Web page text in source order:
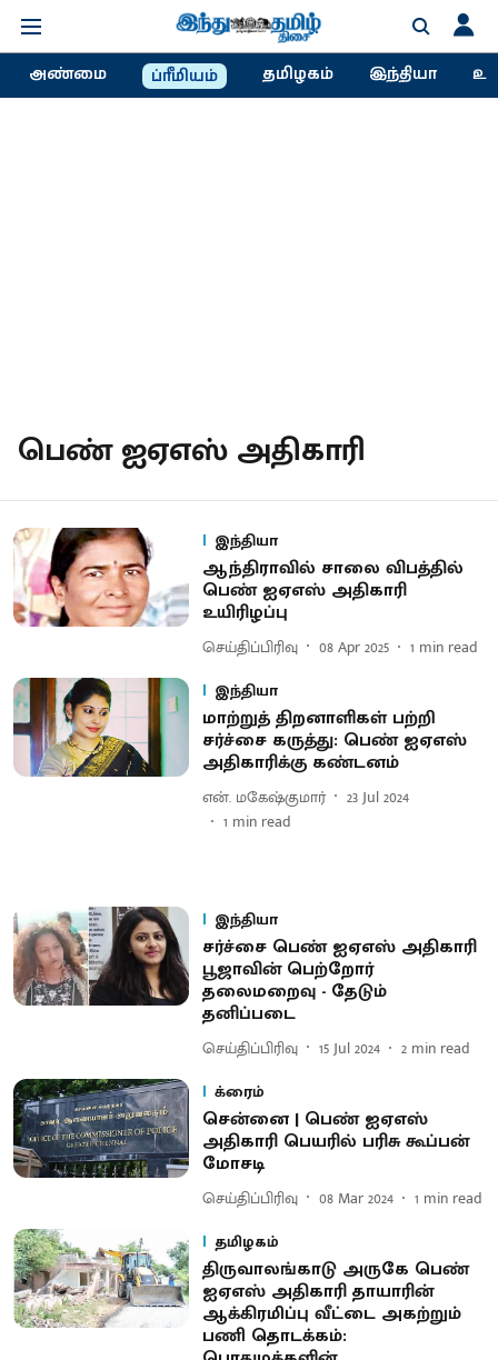
அண்மை ப்ரீமியம் தமிழகம் இந்தியா
பெண் ஐஏஎஸ் அதிகாரி
இந்தியா
ஆந்திராவில் சாலை விபத்தில்
பெண் ஐஏஎஸ் அதிகாரி
உயிரிழப்பு
செய்திப்பிரிவு 08 Apr 2025 1 min read
இந்தியா
மாற்றுத் திறனாளிகள் பற்றி
சர்ச்சை கருத்து: பெண் ஐஏஎஸ்
அதிகாரிக்கு கண்டனம்
என். மகேஷ்குமார்
23 Jul 2024
1 min read
இந்தியா
சர்ச்சை பெண் ஐஏஎஸ் அதிகாரி
பூஜாவின் பெற்றோர்
தலைமறைவு - தேடும்
தனிப்படை
செய்திப்பிரிவு 15 Jul 2024 2 min read
க்ரைம்
சென்னை | பெண் ஐஏஎஸ்
அதிகாரி பெயரில் பரிசு கூப்பன்
மோசடி
செய்திப்பிரிவு 08 Mar 2024 1 min read
தமிழகம்
திருவாலங்காடு அருகே பெண்
ஐஏஎஸ் அதிகாரி தாயாரின்
ஆக்கிரமிப்பு வீட்டை அகற்றும்
பணி தொடக்கம்: